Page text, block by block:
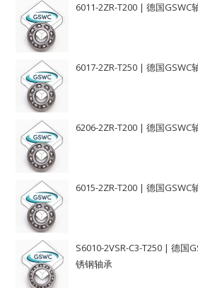
6011-2ZR-T200 | 德国GSWC
6017-2ZR-T250 | 德国GSWC
6206-2ZR-T200 | 德国GSWC
6015-2ZR-T200 | 德国GSWC
S6010-2VSR-C3-T250 | 德国
锈钢轴承